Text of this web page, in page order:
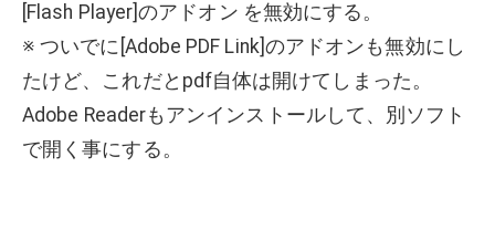
[Flash Player]のアドオン を無効にする。
※ ついでに[Adobe PDF Link]のアドオンも無効にし
たけど、これだとpdf自体は開けてしまった。
Adobe Readerもアンインストールして、別ソフト
で開く事にする。